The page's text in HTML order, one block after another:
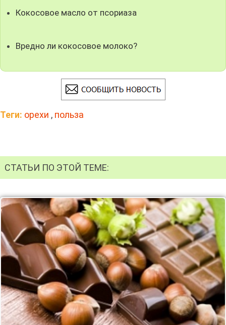
Кокосовое масло от псориаза
Вредно ли кокосовое молоко?
Теги: орехи , польза
СТАТЬИ ПО ЭТОЙ ТЕМЕ: